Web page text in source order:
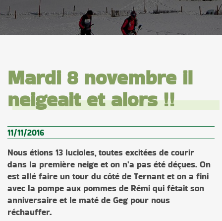
Mardi 8 novembre il
neigeait et alors !!
11/11/2016
Nous étions 13 lucioles, toutes excitées de courir
dans la première neige et on n'a pas été déçues. On
est allé faire un tour du côté de Ternant et on a fini
avec la pompe aux pommes de Rémi qui fêtait son
anniversaire et le maté de Geg pour nous
réchauffer.